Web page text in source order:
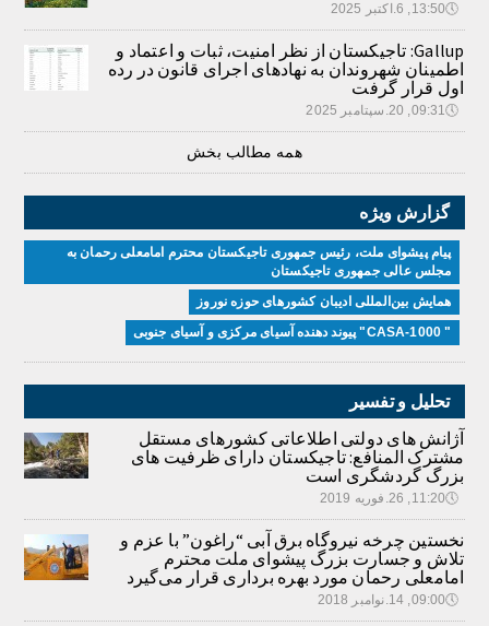
🕔13:50, 6.اکتبر 2025
Gallup: تاجیکستان از نظر امنیت، ثبات و اعتماد و
اطمینان شهروندان به نهادهای اجرای قانون در رده
اول قرار گرفت
🕔09:31, 20.سپتامبر 2025
همه مطالب بخش
گزارش ویژه
پیام پیشوای ملت، رئیس جمهوری تاجیکستان محترم امامعلی رحمان به
مجلس عالی جمهوری تاجیکستان
همایش بین‌المللی ادیبان کشور‌های حوزه نوروز
" CASA-1000" پیوند دهنده آسیای مرکزی و آسیای جنوبی
تحلیل و تفسیر
آژانش های دولتی اطلاعاتی کشورهای مستقل
مشترک المنافع: تاجیکستان دارای ظرفیت های
بزرگ گردشگری است
🕔11:20, 26.فوریه 2019
نخستین چرخه نیروگاه برق آبی “راغون” با عزم و
تلاش و جسارت بزرگ پیشوای ملت محترم
امامعلی رحمان مورد بهره برداری قرار می‌گیرد
🕔09:00, 14.نوامبر 2018